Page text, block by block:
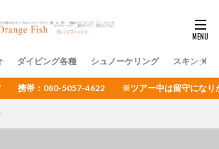
ダイビング各種 シュノーケリング スキンダイ
帯：080-5057-4622 ※ツアー中は留守になりがち